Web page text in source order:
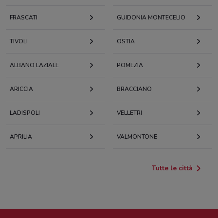
FRASCATI GUIDONIA MONTECELIO
TIVOLI OSTIA
ALBANO LAZIALE POMEZIA
ARICCIA BRACCIANO
LADISPOLI VELLETRI
APRILIA VALMONTONE
Tutte le città